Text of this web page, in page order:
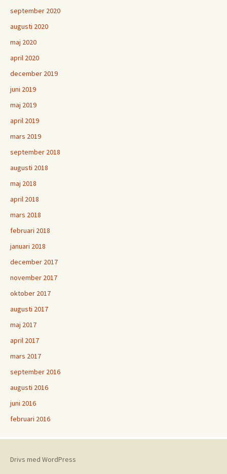
september 2020
augusti 2020
maj 2020
april 2020
december 2019
juni 2019
maj 2019
april 2019
mars 2019
september 2018
augusti 2018
maj 2018
april 2018
mars 2018
februari 2018
januari 2018
december 2017
november 2017
oktober 2017
augusti 2017
maj 2017
april 2017
mars 2017
september 2016
augusti 2016
juni 2016
februari 2016
Drivs med WordPress